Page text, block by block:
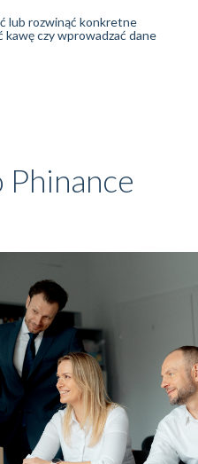
lub rozwinąć konkretne
czy wprowadzać dane
Phinance